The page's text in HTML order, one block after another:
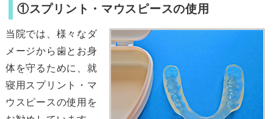
①スプリント・マウスピースの使用
当院では、様々なダ
メージから歯とお身
体を守るために、就
寝用スプリント・マ
ウスピースの使用を